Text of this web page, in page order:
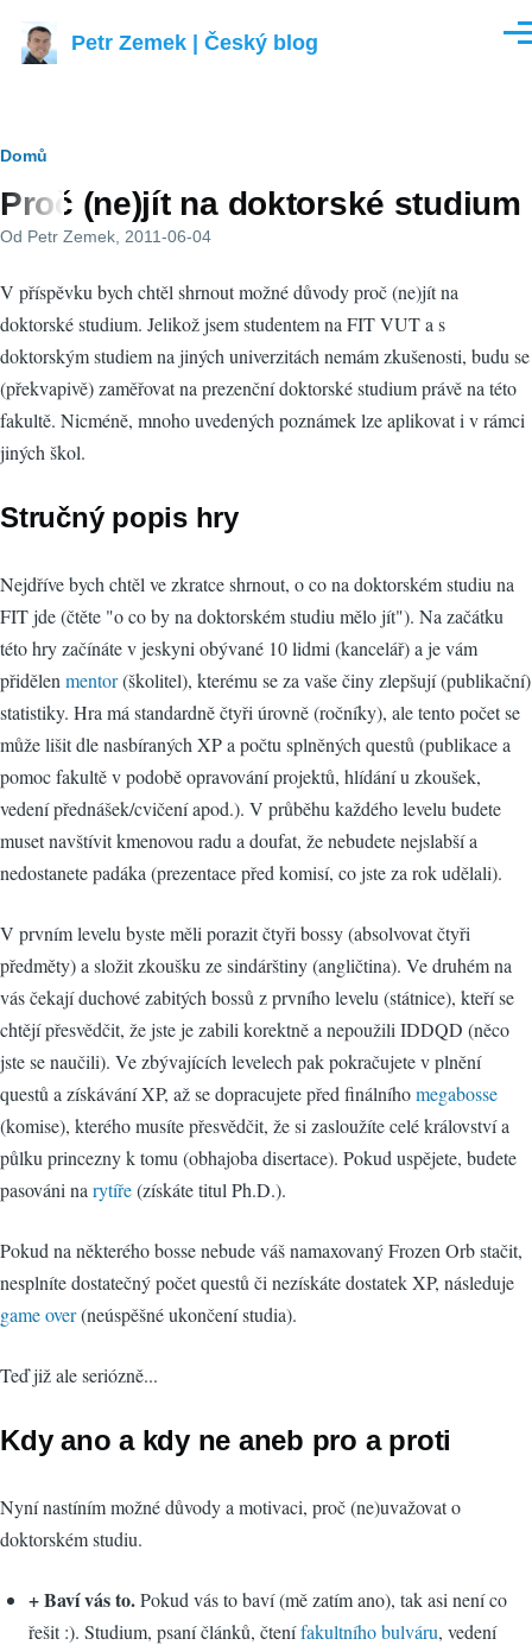
Petr Zemek | Český blog
Drobečková
navigace
Domů
Proč (ne)jít na doktorské studium
Od Petr Zemek , 2011-06-04
V příspěvku bych chtěl shrnout možné důvody proč (ne)jít na
doktorské studium. Jelikož jsem studentem na FIT VUT a s
doktorským studiem na jiných univerzitách nemám zkušenosti, budu se
(překvapivě) zaměřovat na prezenční doktorské studium právě na této
fakultě. Nicméně, mnoho uvedených poznámek lze aplikovat i v rámci
jiných škol.
Stručný popis hry
Nejdříve bych chtěl ve zkratce shrnout, o co na doktorském studiu na
FIT jde (čtěte "o co by na doktorském studiu mělo jít"). Na začátku
této hry začínáte v jeskyni obývané 10 lidmi (kancelář) a je vám
přidělen mentor(školitel), kterému se za vaše činy zlepšují (publikační)
statistiky. Hra má standardně čtyři úrovně (ročníky), ale tento počet se
může lišit dle nasbíraných XP a počtu splněných questů (publikace a
pomoc fakultě v podobě opravování projektů, hlídání u zkoušek,
vedení přednášek/cvičení apod.). V průběhu každého levelu budete
muset navštívit kmenovou radu a doufat, že nebudete nejslabší a
nedostanete padáka (prezentace před komisí, co jste za rok udělali).
V prvním levelu byste měli porazit čtyři bossy (absolvovat čtyři
předměty) a složit zkoušku ze sindárštiny (angličtina). Ve druhém na
vás čekají duchové zabitých bossů z prvního levelu (státnice), kteří se
chtějí přesvědčit, že jste je zabili korektně a nepoužili IDDQD (něco
jste se naučili). Ve zbývajících levelech pak pokračujete v plnění
questů a získávání XP, až se dopracujete před finálníhomegabosse
(komise), kterého musíte přesvědčit, že si zasloužíte celé království a
půlku princezny k tomu (obhajoba disertace). Pokud uspějete, budete
pasováni na rytíře(získáte titul Ph.D.).
Pokud na některého bosse nebude váš namaxovaný Frozen Orb stačit,
nesplníte dostatečný počet questů či nezískáte dostatek XP, následuje
game over(neúspěšné ukončení studia).
Teď již ale seriózně...
Kdy ano a kdy ne aneb pro a proti
Nyní nastíním možné důvody a motivaci, proč (ne)uvažovat o
doktorském studiu.
+ Baví vás to.Pokud vás to baví (mě zatím ano), tak asi není co
řešit :). Studium, psaní článků, čtenífakultního bulváru, vedení